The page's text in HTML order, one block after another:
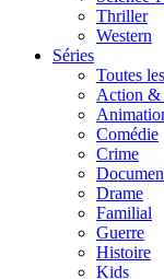
Thriller
Western
Séries
Toutes
Action &
Comédie
Crime
Drame
Familial
Guerre
Histoire
Kids